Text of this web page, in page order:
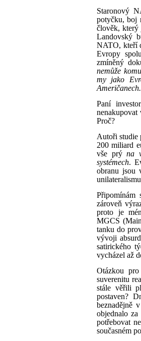
Staronový
potyčku, boj
člověk, který
Landovský
NATO, kteří
Evropy
zmíněný
nemůže
my jako
Američanech.
Paní
Proč?
Autoři studie
200 miliard
vše prýna
systémech.
obranu jsou
Připomínám
zároveň
proto je
MGCS
tanku do
vývoji
satirického
vycházel až
Otázkou
suverenitu
stále věřili
postaven?
beznadějně
objednalo
potřebovat
současném